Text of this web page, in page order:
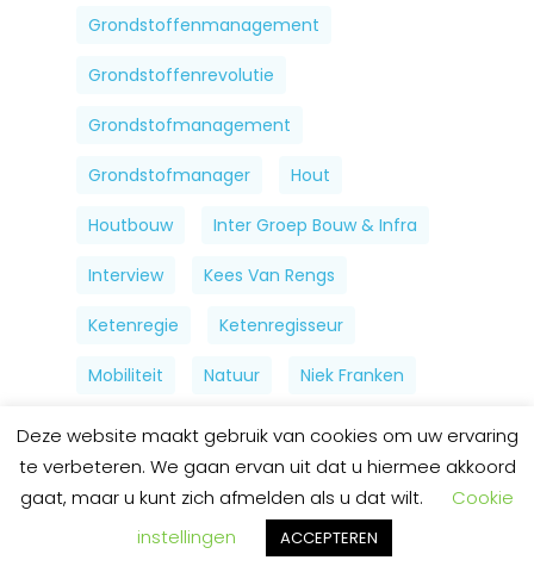
Grondstoffenmanagement
Grondstoffenrevolutie
Grondstofmanagement
Grondstofmanager Hout
Houtbouw Inter Groep Bouw & Infra
Interview Kees Van Rengs
Ketenregie Ketenregisseur
Mobiliteit Natuur Niek Franken
Nieuwe Propositie
Organische Reststromen Plennid
Subsidie
Deze website maakt gebruik van cookies om uw ervaring
te verbeteren. We gaan ervan uit dat u hiermee akkoord
gaat, maar u kunt zich afmelden als u dat wilt.
Cookie
instellingen
ACCEPTEREN